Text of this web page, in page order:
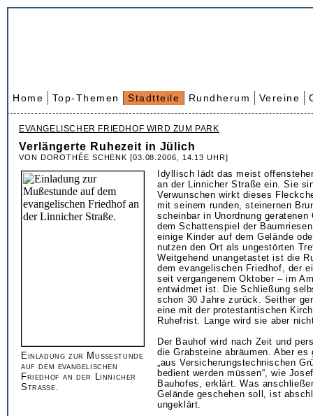
Home Top-Themen Stadtteile Rundherum Vereine
EVANGELISCHER FRIEDHOF WIRD ZUM PARK
Verlängerte Ruhezeit in Jülich
VON DOROTHÉE SCHENK [03.08.2006, 14.13 UHR]
Einladung zur Mußestunde
auf dem evangelischen
Friedhof an der Linnicher
Straße.
Idyllisch lädt das meist
an der Linnicher Straße ein. Sie
Verwunschen wirkt dieses
mit seinem runden, steinernen
scheinbar in Unordnung geratenen
dem Schattenspiel der
einige Kinder auf dem Gelände
nutzen den Ort als ungestörten
Weitgehend unangetastet ist die
dem evangelischen Friedhof, der
seit vergangenem Oktober – im
entwidmet ist. Die Schließung
schon 30 Jahre zurück. Seither
eine mit der protestantischen
Ruhefrist. Lange wird sie aber
Der Bauhof wird nach Zeit und
die Grabsteine abräumen. Aber es
„aus Versicherungstechnischen
bedient werden müssen“, wie
Bauhofes, erklärt. Was
Gelände geschehen soll, ist
ungeklärt.